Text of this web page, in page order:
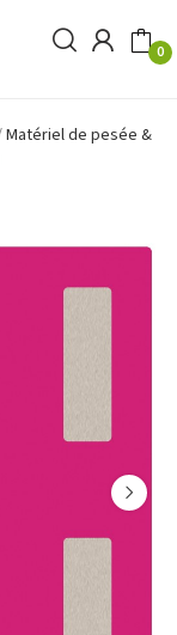
0
Matériel de pesée &